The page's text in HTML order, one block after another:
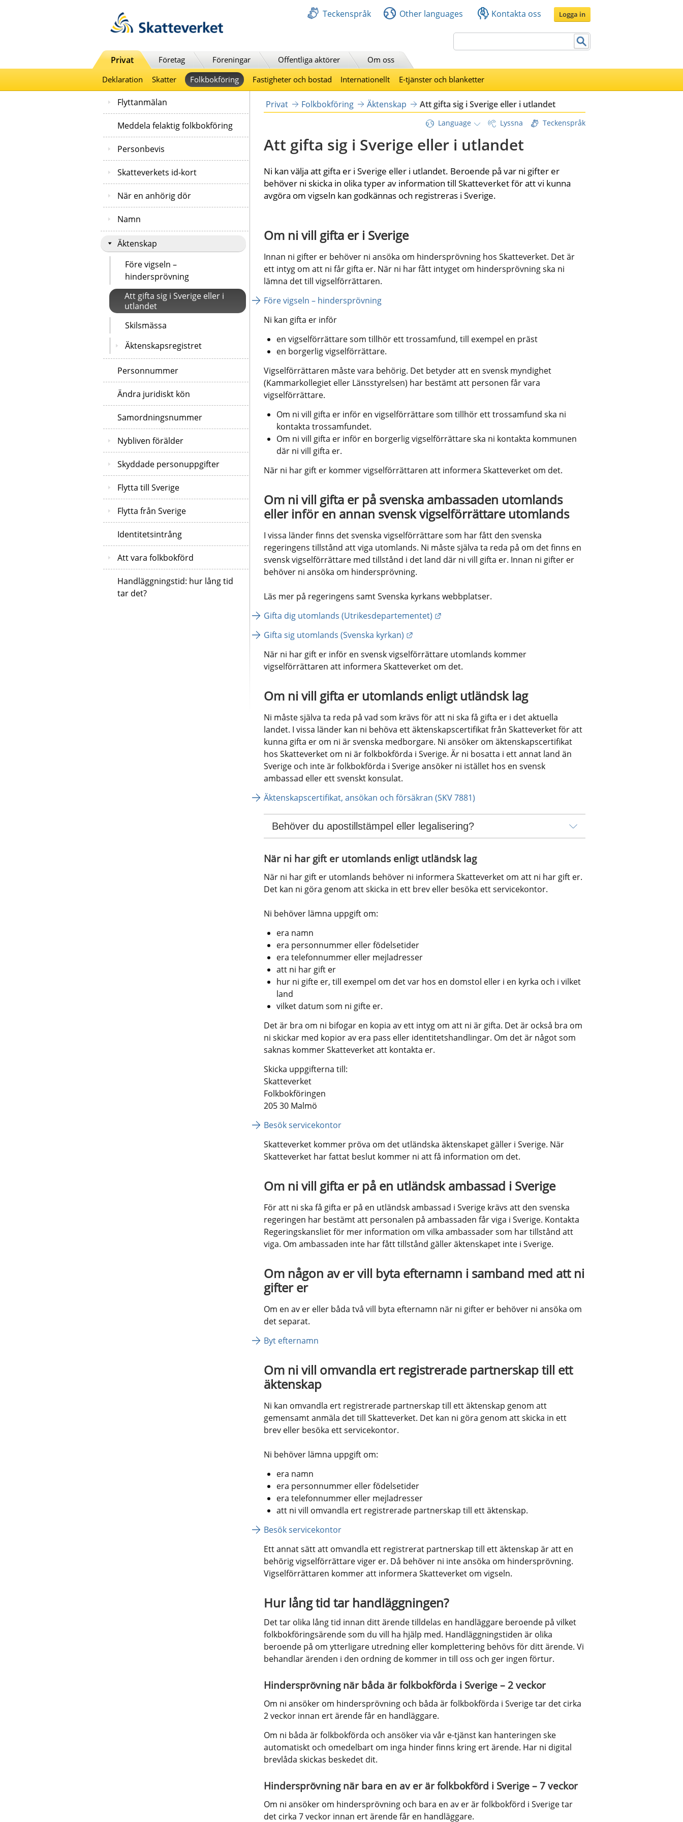
Teckenspråk Other languages Kontakta oss Logga in
Privat Företag Föreningar Offentliga aktörer
Om oss
Deklaration
Skatter Folkbokföring Fastigheter och bostad Internationellt E-tjänster och blanketter
Flyttanmälan
Meddela felaktig folkbokföring
Personbevis
Skatteverkets id-kort
När en anhörig dör
Namn
Äktenskap
Före vigseln –
hindersprövning
Att gifta sig i Sverige eller i
utlandet
Skilsmässa
Äktenskapsregistret
Personnummer
Ändra juridiskt kön
Samordningsnummer
Nybliven förälder
Skyddade personuppgifter
Flytta till Sverige
Flytta från Sverige
Identitetsintrång
Att vara folkbokförd
Handläggningstid: hur lång tid
tar det?
Privat Folkbokföring Äktenskap Att gifta sig i Sverige eller i utlandet
Language Lyssna Teckenspråk
Att gifta sig i Sverige eller i utlandet
​Ni kan välja att gifta er i Sverige eller i utlandet. Beroende på var ni gifter er
behöver ni skicka in olika typer av information till Skatteverket för att vi kunna
avgöra om vigseln kan godkännas och registreras i Sverige.
Om ni vill gifta er i Sverige
Innan ni gifter er behöver ni ansöka om hindersprövning hos Skatteverket. Det är
ett intyg om att ni får gifta er. När ni har fått intyget om hindersprövning ska ni
lämna det till vigselförrättaren.
Före vigseln – hindersprövning
Ni kan gifta er inför
en vigselförrättare som tillhör ett trossamfund, till exempel en präst
en borgerlig vigselförrättare.
Vigselförrättaren måste vara behörig. Det betyder att en svensk myndighet
(Kammarkollegiet eller Länsstyrelsen) har bestämt att personen får vara
vigselförrättare.
Om ni vill gifta er inför en vigselförrättare som tillhör ett trossamfund ska ni
kontakta trossamfundet.
Om ni vill gifta er inför en borgerlig vigselförrättare ska ni kontakta kommunen
där ni vill gifta er.
När ni har gift er kommer vigselförrättaren att informera Skatteverket om det.
Om ni vill gifta er på svenska ambassaden utomlands
eller inför en annan svensk vigselförrättare utomlands
I vissa länder finns det svenska vigselförrättare som har fått den svenska
regeringens tillstånd att viga utomlands. Ni måste själva ta reda på om det finns en
svensk vigselförrättare med tillstånd i det land där ni vill gifta er. Innan ni gifter er
behöver ni ansöka om hindersprövning.
Läs mer på regeringens samt Svenska kyrkans webbplatser.
Gifta dig utomlands (Utrikesdepartementet)
Länk till annan webbplats.
Gifta sig utomlands (Svenska kyrkan)
Länk till annan webbplats.
När ni har gift er inför en svensk vigselförrättare utomlands kommer
vigselförrättaren att informera Skatteverket om det.
Om ni vill gifta er utomlands enligt utländsk lag
Ni måste själva ta reda på vad som krävs för att ni ska få gifta er i det aktuella
landet. I vissa länder kan ni behöva ett äktenskapscertifikat från Skatteverket för att
kunna gifta er om ni är svenska medborgare. Ni ansöker om äktenskapscertifikat
hos Skatteverket om ni är folkbokförda i Sverige. Är ni bosatta i ett annat land än
Sverige och inte är folkbokförda i Sverige ansöker ni istället hos en svensk
ambassad eller ett svenskt konsulat.
Äktenskapscertifikat, ansökan och försäkran (SKV 7881)
Behöver du apostillstämpel eller legalisering?
När ni har gift er utomlands enligt utländsk lag
När ni har gift er utomlands behöver ni informera Skatteverket om att ni har gift er.
Det kan ni göra genom att skicka in ett brev eller besöka ett servicekontor.
Ni behöver lämna uppgift om:
era namn
era personnummer eller födelsetider
era telefonnummer eller mejladresser
att ni har gift er
hur ni gifte er, till exempel om det var hos en domstol eller i en kyrka och i vilket
land
vilket datum som ni gifte er.
Det är bra om ni bifogar en kopia av ett intyg om att ni är gifta. Det är också bra om
ni skickar med kopior av era pass eller identitetshandlingar. Om det är något som
saknas kommer Skatteverket att kontakta er.
Skicka uppgifterna till:
Skatteverket
Folkbokföringen
205 30 Malmö
Besök servicekontor
Skatteverket kommer pröva om det utländska äktenskapet gäller i Sverige. När
Skatteverket har fattat beslut kommer ni att få information om det.
Om ni vill gifta er på en utländsk ambassad i Sverige
För att ni ska få gifta er på en utländsk ambassad i Sverige krävs att den svenska
regeringen har bestämt att personalen på ambassaden får viga i Sverige. Kontakta
Regeringskansliet för mer information om vilka ambassader som har tillstånd att
viga. Om ambassaden inte har fått tillstånd gäller äktenskapet inte i Sverige.
Om någon av er vill byta efternamn i samband med att ni
gifter er
Om en av er eller båda två vill byta efternamn när ni gifter er behöver ni ansöka om
det separat.
Byt efternamn
Om ni vill omvandla ert registrerade partnerskap till ett
äktenskap
Ni kan omvandla ert registrerade partnerskap till ett äktenskap genom att
gemensamt anmäla det till Skatteverket. Det kan ni göra genom att skicka in ett
brev eller besöka ett servicekontor.
Ni behöver lämna uppgift om:
era namn
era personnummer eller födelsetider
era telefonnummer eller mejladresser
att ni vill omvandla ert registrerade partnerskap till ett äktenskap.
Besök servicekontor
Ett annat sätt att omvandla ett registrerat partnerskap till ett äktenskap är att en
behörig vigselförrättare viger er. Då behöver ni inte ansöka om hindersprövning.
Vigselförrättaren kommer att informera Skatteverket om vigseln.
Hur lång tid tar handläggningen?
Det tar olika lång tid innan ditt ärende tilldelas en handläggare beroende på vilket
folkbokföringsärende som du vill ha hjälp med. Handläggningstiden är olika
beroende på om ytterligare utredning eller komplettering behövs för ditt ärende. Vi
behandlar ärenden i den ordning de kommer in till oss och ger ingen förtur.
Hindersprövning när båda är folkbokförda i Sverige – 2 veckor
Om ni ansöker om hindersprövning och båda är folkbokförda i Sverige tar det cirka
2 veckor innan ert ärende får en handläggare.
Om ni båda är folkbokförda och ansöker via vår e-tjänst kan hanteringen ske
automatiskt och omedelbart om inga hinder finns kring ert ärende. Har ni digital
brevlåda skickas beskedet dit.
Hindersprövning när bara en av er är folkbokförd i Sverige – 7 veckor
Om ni ansöker om hindersprövning och bara en av er är folkbokförd i Sverige tar
det cirka 7 veckor innan ert ärende får en handläggare.